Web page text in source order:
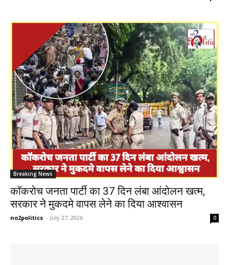
Breaking News
कॉकरोच जनता पार्टी का 37 दिन लंबा आंदोलन खत्म,
सरकार ने मुकदमे वापस लेने का दिया आश्वासन
no2politics - July 27, 2026 0